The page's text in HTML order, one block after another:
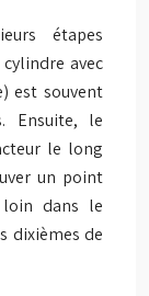
étapes
avec
est souvent
Ensuite, le
le long
un point
loin dans le
dixièmes de